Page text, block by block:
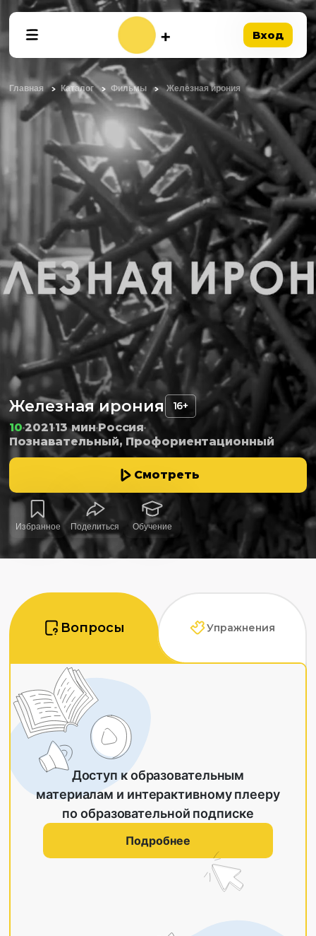
Вход
Главная Каталог Фильмы Железная ирония
Железная ирония 16+
10 202113 мин Россия
Познавательный, Профориентационный
Смотреть
Избранное Поделиться Обучение
Вопросы Упражнения
Доступ к образовательным
материалам и интерактивному плееру
по образовательной подписке
Подробнее